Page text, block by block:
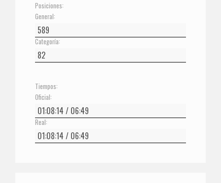
Posiciones:
General:
Categoría:
Tiempos:
Oficial:
Real: